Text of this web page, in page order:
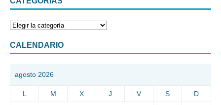
CALENDARIO
agosto 2026
L M X J V S D